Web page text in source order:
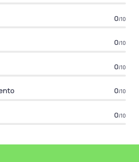
0/10
0/10
0/10
0/10
0/10